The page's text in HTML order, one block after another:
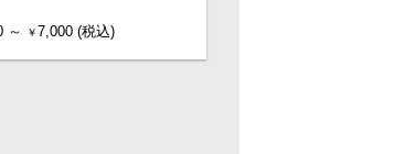
～ ￥7,000 (税込)